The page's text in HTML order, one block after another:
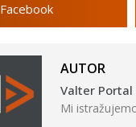
Facebook
AUTOR
Valter Portal
Mi